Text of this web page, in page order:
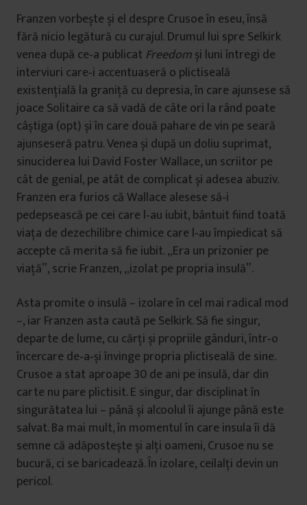
Franzen vorbește și el despre Crusoe în eseu, însă
fără nicio legătură cu curajul. Drumul lui spre Selkirk
venea după ce‐a publicat Freedomși luni întregi de
interviuri care‐i accentuaseră o plictiseală
existențială la graniță cu depresia, în care ajunsese să
joace Solitaire ca să vadă de câte ori la rând poate
câștiga (opt) și în care două pahare de vin pe seară
ajunseseră patru. Venea și după un doliu suprimat,
sinuciderea lui David Foster Wallace, un scriitor pe
cât de genial, pe atât de complicat și adesea abuziv.
Franzen era furios că Wallace alesese să‐i
pedepsească pe cei care l‐au iubit, bântuit fiind toată
viața de dezechilibre chimice care l‐au împiedicat să
accepte că merita să fie iubit. „Era un prizonier pe
viață”, scrie Franzen, „izolat pe propria insulă”.
Asta promite o insulă – izolare în cel mai radical mod
–, iar Franzen asta caută pe Selkirk. Să fie singur,
departe de lume, cu cărți și propriile gânduri, într‐o
încercare de‐a‐și învinge propria plictiseală de sine.
Crusoe a stat aproape 30 de ani pe insulă, dar din
carte nu pare plictisit. E singur, dar disciplinat în
singurătatea lui – până și alcoolul îi ajunge până este
salvat. Ba mai mult, în momentul în care insula îi dă
semne că adăpostește și alți oameni, Crusoe nu se
bucură, ci se baricadează. În izolare, ceilalți devin un
pericol.